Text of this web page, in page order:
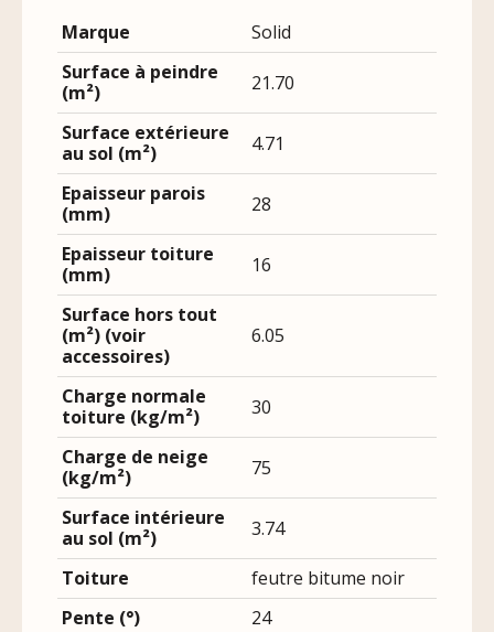
Marque
Solid
Surface à peindre
(m²)
21.70
Surface extérieure
au sol (m²)
4.71
Epaisseur parois
(mm)
28
Epaisseur toiture
(mm)
16
Surface hors tout
(m²) (voir
accessoires)
6.05
Charge normale
toiture (kg/m²)
30
Charge de neige
(kg/m²)
75
Surface intérieure
au sol (m²)
3.74
Toiture
feutre bitume noir
Pente (°)
24